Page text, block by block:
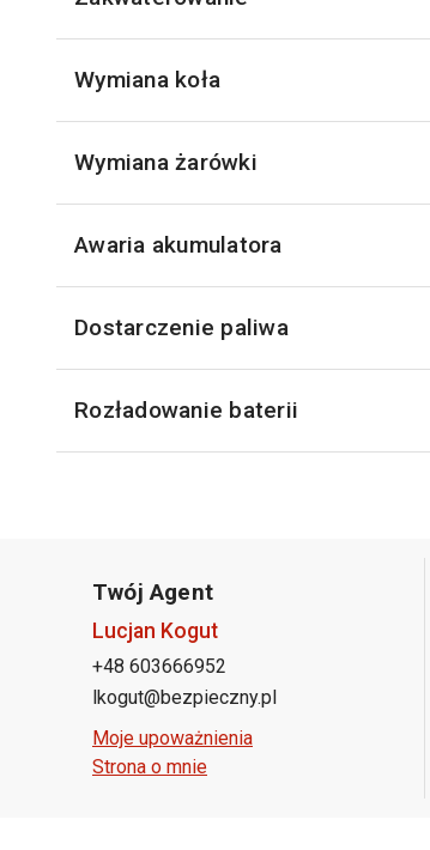
Wymiana koła
Wymiana żarówki
Awaria akumulatora
Dostarczenie paliwa
Rozładowanie baterii
Twój Agent
Lucjan Kogut
+48 603666952
lkogut@bezpieczny.pl
Moje upoważnienia
Strona o mnie